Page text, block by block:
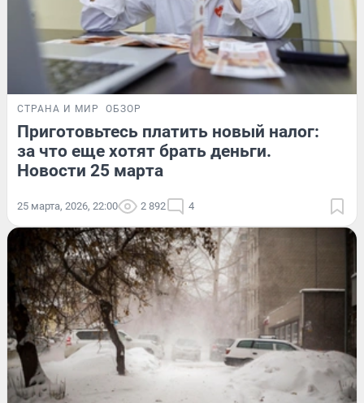
СТРАНА И МИР ОБЗОР
Приготовьтесь платить новый налог:
за что еще хотят брать деньги.
Новости 25 марта
25 марта, 2026, 22:00 2 892 4